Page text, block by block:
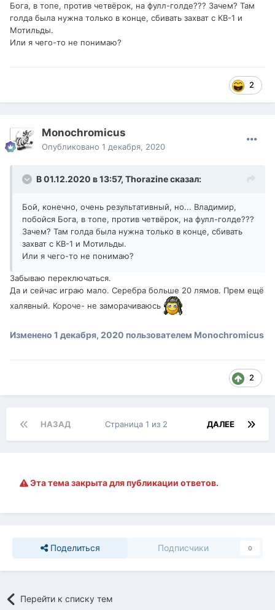
Бога, в топе, против четвёрок, на фулл-голде??? Зачем? Там
голда была нужна только в конце, сбивать захват с КВ-1 и
Мотильды.
Или я чего-то не понимаю?
2
Monochromicus
Опубликовано 1 декабря, 2020
В 01.12.2020 в 13:57, Thorazineсказал:
Бой, конечно, очень результативный, но... Владимир,
побойся Бога, в топе, против четвёрок, на фулл-голде???
Зачем? Там голда была нужна только в конце, сбивать
захват с КВ-1 и Мотильды.
Или я чего-то не понимаю?
Забываю переключаться.
Да и сейчас играю мало. Серебра больше 20 лямов. Прем ещё
халявный. Короче- не заморачиваюсь
Изменено 1 декабря, 2020 пользователем Monochromicus
2
НАЗАД ДАЛЕЕ
Страница 1 из 2
Эта тема закрыта для публикации ответов.
Поделиться Подписчики 0
Перейти к списку тем